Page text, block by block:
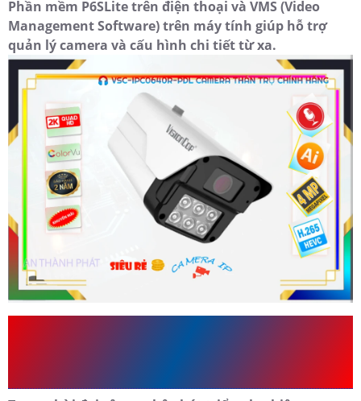
Phần mềm P6SLite trên điện thoại và VMS (Video
Management Software) trên máy tính giúp hỗ trợ
quản lý camera và cấu hình chi tiết từ xa.